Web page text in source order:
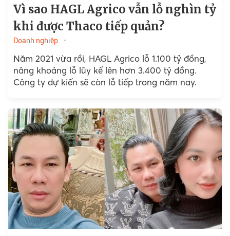
Vì sao HAGL Agrico vẫn lỗ nghìn tỷ
khi được Thaco tiếp quản?
Doanh nghiệp
Năm 2021 vừa rồi, HAGL Agrico lỗ 1.100 tỷ đồng,
nâng khoảng lỗ lũy kế lên hơn 3.400 tỷ đồng.
Công ty dự kiến sẽ còn lỗ tiếp trong năm nay.